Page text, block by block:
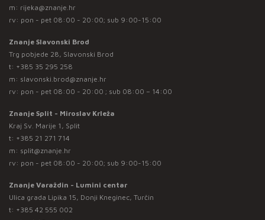
m: rijeka@znanje.hr
rv: pon - pet 08:00 - 20:00; sub 9:00-15:00
Znanje Slavonski Brod
Trg pobjede 28, Slavonski Brod
t: +385 35 295 258
m: slavonski.brod@znanje.hr
rv: pon - pet 08:00 - 20:00 ; sub 08:00 – 14:00
Znanje Split - Miroslav Krleža
Kraj Sv. Marije 1, Split
t: +385 21 271 714
m: split@znanje.hr
rv: pon - pet 08:00 - 20:00; sub 9:00-15:00
Znanje Varaždin - Lumini centar
Ulica grada Lipika 15, Donji Kneginec, Turčin
t: +385 42 555 002